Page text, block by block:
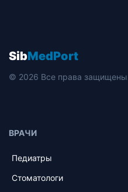
SibMedPort
© 2026 Все права
ВРАЧИ
Педиатры
Стоматологи